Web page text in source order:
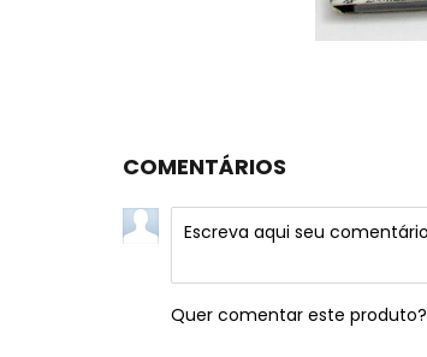
COMENTÁRIOS
Quer comentar este produto?